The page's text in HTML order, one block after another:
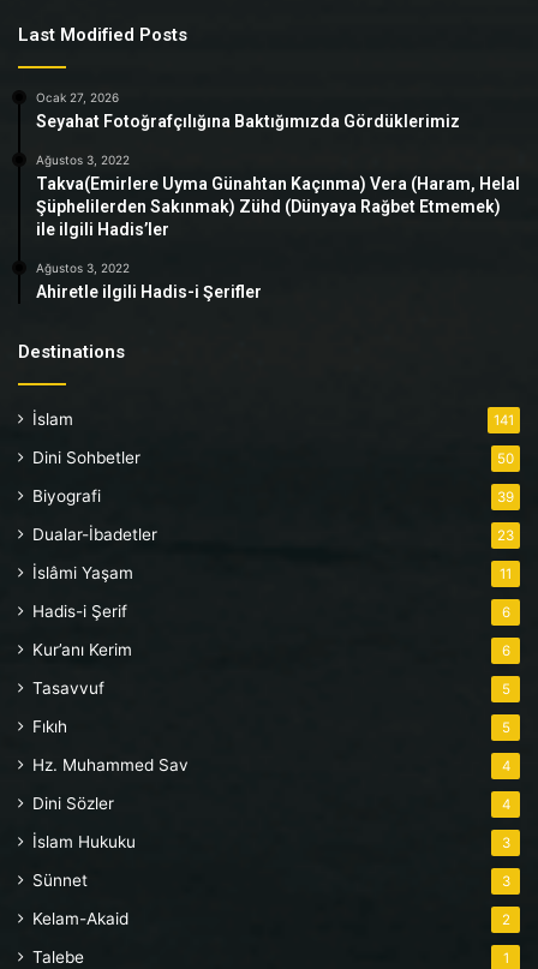
Last Modified Posts
Ocak 27, 2026
Seyahat Fotoğrafçılığına Baktığımızda Gördüklerimiz
Ağustos 3, 2022
Takva(Emirlere Uyma Günahtan Kaçınma) Vera (Haram, Helal
Şüphelilerden Sakınmak) Zühd (Dünyaya Rağbet Etmemek)
ile ilgili Hadis’ler
Ağustos 3, 2022
Ahiretle ilgili Hadis-i Şerifler
Destinations
İslam 141
Dini Sohbetler 50
Biyografi 39
Dualar-İbadetler 23
İslâmi Yaşam 11
Hadis-i Şerif 6
Kur’anı Kerim 6
Tasavvuf 5
Fıkıh 5
Hz. Muhammed Sav 4
Dini Sözler 4
İslam Hukuku 3
Sünnet 3
Kelam-Akaid 2
Talebe 1